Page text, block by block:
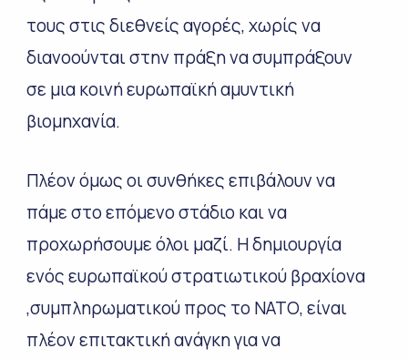
τους στις διεθνείς αγορές, χωρίς να
διανοούνται στην πράξη να συμπράξουν
σε μια κοινή ευρωπαϊκή αμυντική
βιομηχανία.
Πλέον όμως οι συνθήκες επιβάλουν να
πάμε στο επόμενο στάδιο και να
προχωρήσουμε όλοι μαζί. Η δημιουργία
ενός ευρωπαϊκού στρατιωτικού βραχίονα
,συμπληρωματικού προς το ΝΑΤΟ, είναι
πλέον επιτακτική ανάγκη για να